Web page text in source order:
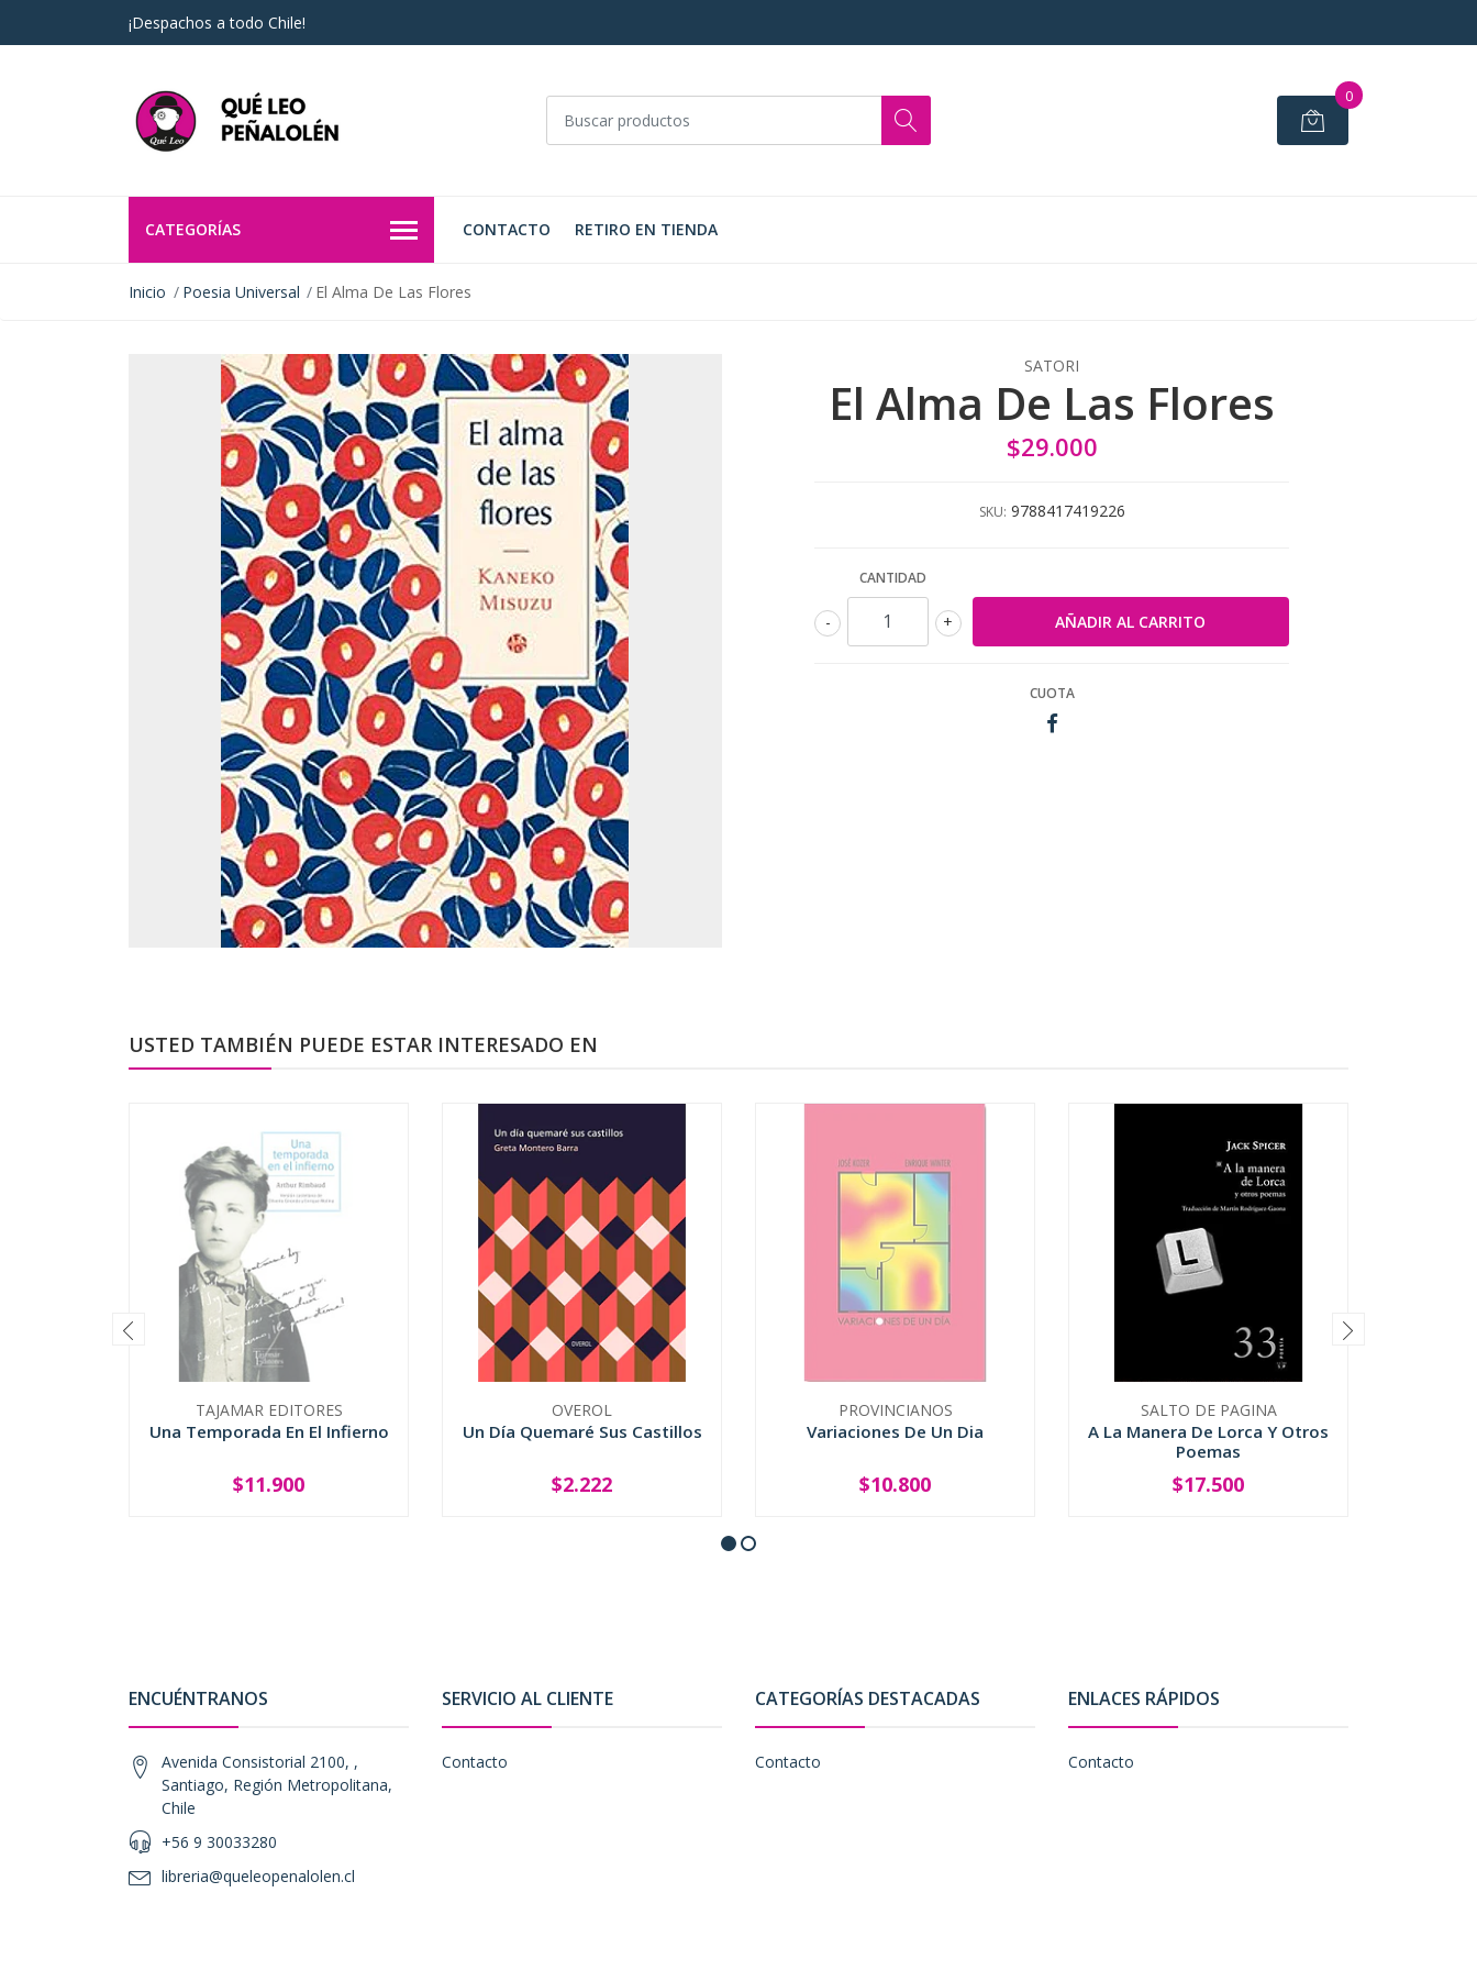
¡Despachos a todo Chile!
0
CATEGORÍAS CONTACTO RETIRO EN TIENDA
Inicio Poesia Universal El Alma De Las Flores
SATORI
El Alma De Las Flores
$29.000
SKU: 9788417419226
CANTIDAD
+
-
CUOTA
USTED TAMBIÉN PUEDE ESTAR INTERESADO EN
TAJAMAR EDITORES
Una Temporada En El Infierno
SOLD OUT
$11.900
OVEROL
Un Día Quemaré Sus Castillos
+
$2.222
PROVINCIANOS
Variaciones De Un Dia
SOLD OUT
$10.800
SALTO DE PAGINA
A La Manera De Lorca Y Otros
Poemas
+
$17.500
ENCUÉNTRANOS
Avenida Consistorial 2100, ,
Santiago, Región Metropolitana,
Chile
+56 9 30033280
libreria@queleopenalolen.cl
SERVICIO AL CLIENTE
Contacto
CATEGORÍAS DESTACADAS
Contacto
ENLACES RÁPIDOS
Contacto